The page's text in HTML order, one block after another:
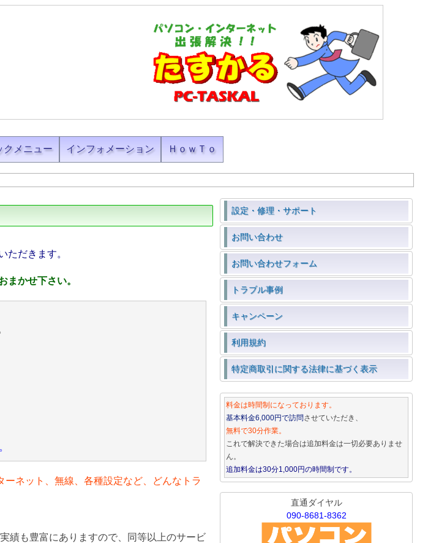
クメニュー インフォメーション ＨｏｗＴｏ
ただきます。
まかせ下さい。
ネット、無線、各種設定など、どんなトラ
績も豊富にありますので、同等以上のサービ
設定・修理・サポート
お問い合わせ
お問い合わせフォーム
トラブル事例
キャンペーン
利用規約
特定商取引に関する法律に基づく表示
料金は時間制になっております。
基本料金6,000円で訪問させていただき、
無料で30分作業。
これで解決できた場合は追加料金は一切必要ありませ
ん。
追加料金は30分1,000円の時間制です。
直通ダイヤル
090-8681-8362